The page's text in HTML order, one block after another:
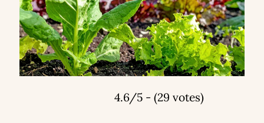
4.6/5 - (29 votes)